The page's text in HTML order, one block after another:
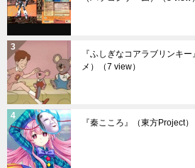
『ふしぎなコアラブリンキ
メ）
（7 view）
『秦こころ』（東方Project）